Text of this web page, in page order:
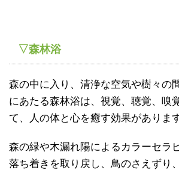
▽森林浴
森の中に入り、清浄な空気や樹々の
にあたる森林浴は、視覚、聴覚、嗅
て、人の体と心を癒す効果があります
森の緑や木漏れ陽によるカラーセラ
落ち着きを取り戻し、鳥のさえずり